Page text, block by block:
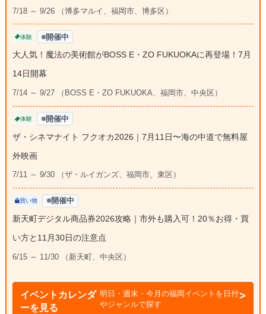
7/18 ～ 9/26 （博多マルイ、福岡市、博多区）
体験 開催中
大人気！魔法の美術館がBOSS E・ZO FUKUOKAに再登場！7月
14日開幕
7/14 ～ 9/27 （BOSS E・ZO FUKUOKA、福岡市、中央区）
体験 開催中
ザ・シネマナイト フクオカ2026｜7月11日〜海の中道で無料屋
外映画
7/11 ～ 9/30 （ザ・ルイガンズ、福岡市、東区）
買い物 開催中
新天町デジタル商品券2026攻略｜市外も購入可！20％お得・買
い方と11月30日の注意点
6/15 ～ 11/30 （新天町、中央区）
イベントカレンダ
ーを見る
明日・週末・今月の福岡イベントを日付
やジャンルで探す